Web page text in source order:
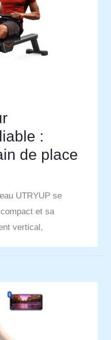
:
de place
UTRYUP se
et sa
vertical,